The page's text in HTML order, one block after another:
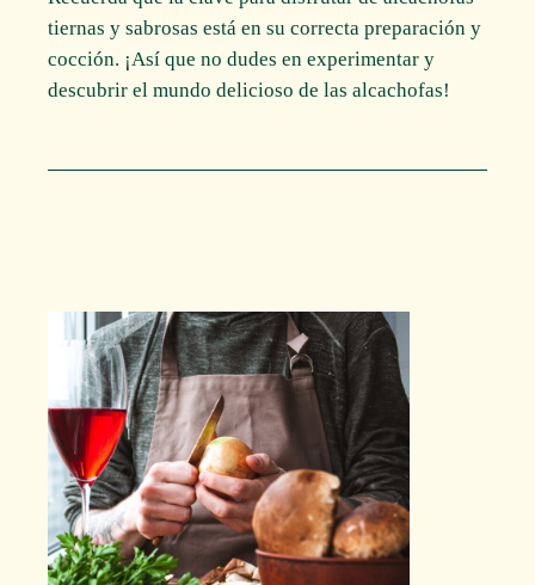
tiernas y sabrosas está en su correcta preparación y
cocción. ¡Así que no dudes en experimentar y
descubrir el mundo delicioso de las alcachofas!